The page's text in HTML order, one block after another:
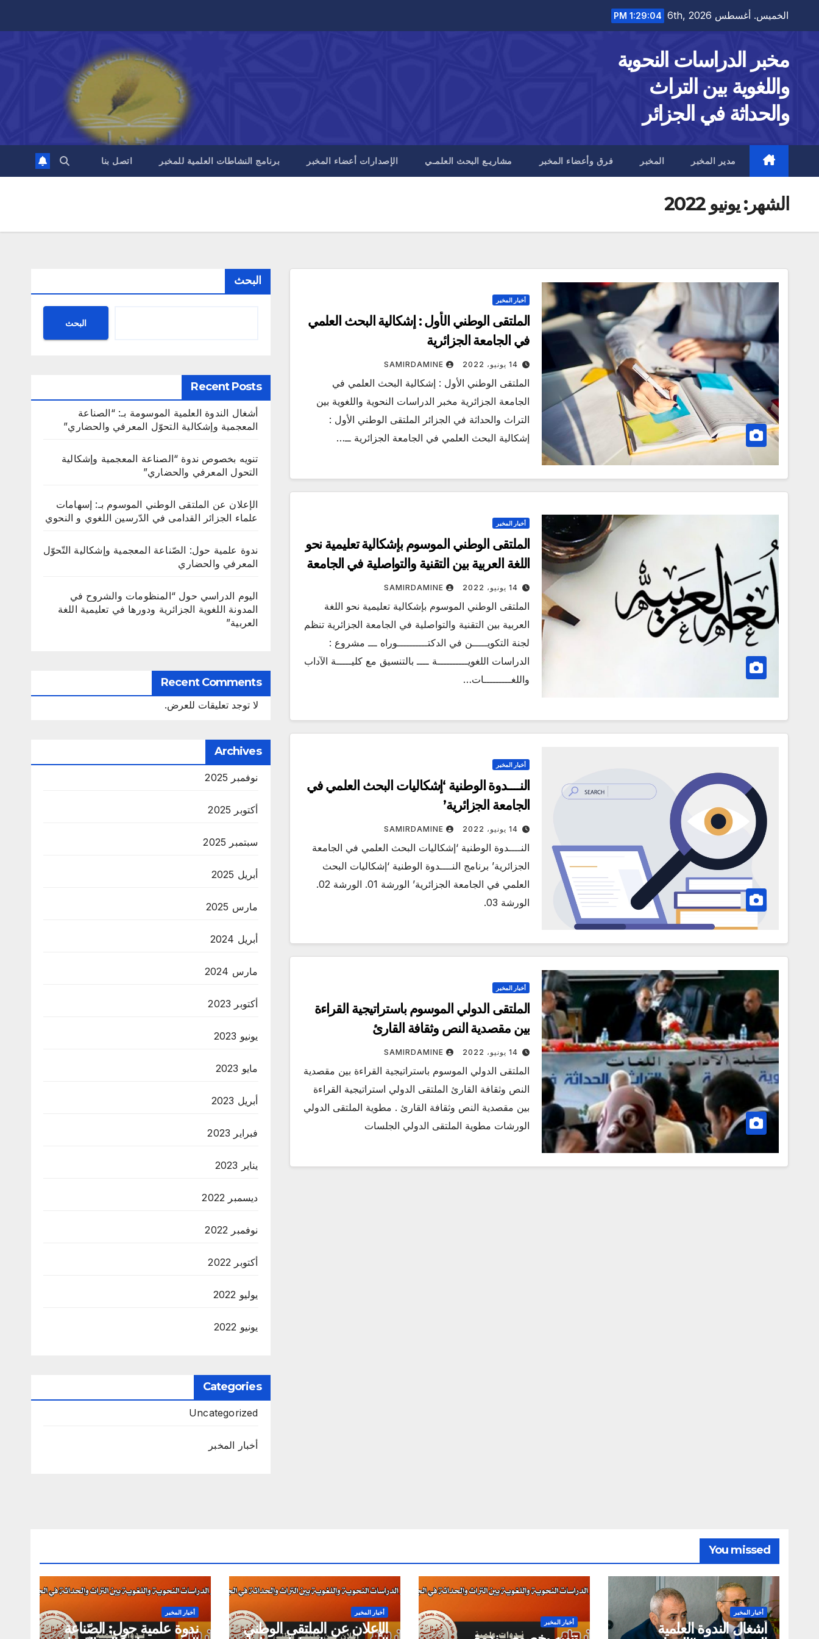
الخميس. أغسطس 6th, 2026 1:29:05 PM
مخبر الدراسات النحوية
واللغوية بين التراث
والحداثة في الجزائر
مدير المخبر المخبر فرق وأعضاء المخبر مشاريـع البحث العلمـي الإصدارات أعضاء المخبر برنامج النشاطات العلمية للمخبر اتصل بنا
الشهر:يونيو 2022
أخبار المخبر
الملتقى الوطني الأول : إشكالية البحث العلمي
في الجامعة الجزائرية
14 يونيو، 2022 SAMIRDAMINE
الملتقى الوطني الأول : إشكالية البحث العلمي في
الجامعة الجزائرية مخبر الدراسات النحوية واللغوية بين
التراث والحداثة في الجزائر الملتقى الوطني الأول :
إشكالية البحث العلمي في الجامعة الجزائرية ــ…
أخبار المخبر
الملتقى الوطني الموسوم بإشكالية تعليمية نحو
اللغة العربية بين التقنية والتواصلية في الجامعة
الجزائرية
14 يونيو، 2022 SAMIRDAMINE
الملتقى الوطني الموسوم بإشكالية تعليمية نحو اللغة
العربية بين التقنية والتواصلية في الجامعة الجزائرية تنظم
لجنة التكويـــــن في الدكتــــــــــوراه ـــ مشروع :
الدراسات اللغويــــــــــة ــــ بالتنسيق مع كليـــــة الآداب
واللغـــــــــات…
أخبار المخبر
النــــدوة الوطنية ‘إشكاليات البحث العلمي في
الجامعة الجزائرية’
14 يونيو، 2022 SAMIRDAMINE
النــــدوة الوطنية ‘إشكاليات البحث العلمي في الجامعة
الجزائرية’ برنامج النــــدوة الوطنية ‘إشكاليات البحث
العلمي في الجامعة الجزائرية’ الورشة 01. الورشة 02.
الورشة 03.
أخبار المخبر
الملتقى الدولي الموسوم باستراتیجیة القراءة
بين مقصدیة النص وثقافة القارئ
14 يونيو، 2022 SAMIRDAMINE
الملتقى الدولي الموسوم باستراتیجیة القراءة بين مقصدیة
النص وثقافة القارئ الملتقى الدولي استراتيجية القراءة
بين مقصدية النص وثقافة القارئ . مطوية الملتقى الدولي
الورشات مطوية الملتقى الدولي الجلسات
البحث
البحث
Recent Posts
أشغال الندوة العلمية الموسومة بـ: “الصناعة
المعجمية وإشكالية التحوّل المعرفي والحضاري”
تنويه بخصوص ندوة “الصناعة المعجمية وإشكالية
التحول المعرفي والحضاري”
الإعلان عن الملتقى الوطني الموسوم بـ: إسهامات
علماء الجزائر القدامى في الدّرسين اللغوي و النحوي
ندوة علمية حول: الصّناعة المعجمية وإشكالية التّحوّل
المعرفي والحضاري
اليوم الدراسي حول “المنظومات والشروح في
المدونة اللغوية الجزائرية ودورها في تعليمية اللغة
العربية”
Recent Comments
لا توجد تعليقات للعرض.
Archives
نوفمبر 2025
أكتوبر 2025
سبتمبر 2025
أبريل 2025
مارس 2025
أبريل 2024
مارس 2024
أكتوبر 2023
يونيو 2023
مايو 2023
أبريل 2023
فبراير 2023
يناير 2023
ديسمبر 2022
نوفمبر 2022
أكتوبر 2022
يوليو 2022
يونيو 2022
Categories
Uncategorized
أخبار المخبر
You missed
أخبار المخبر
أشغال الندوة العلمية
أخبار المخبر
أخبار المخبر
الإعلان عن الملتقى الوطني
أخبار المخبر
ندوة علمية حول: الصّناعة